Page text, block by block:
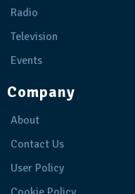
Radio
Television
Events
Company
About
Contact Us
User Policy